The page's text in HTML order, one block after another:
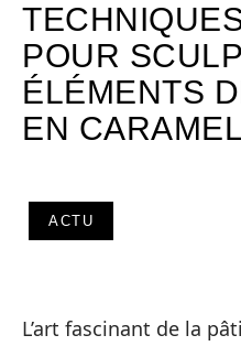
POUR
ÉLÉMENTS
EN CARAMEL
ACTU
L’art fascinant de la